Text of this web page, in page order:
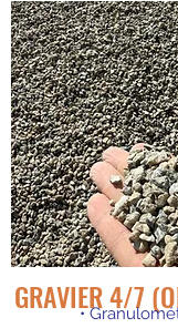
GRAVIER 4/7
•